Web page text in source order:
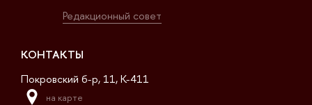
Редакционный совет
КОНТАКТЫ
Покровский б-р, 11, K-411
на карте